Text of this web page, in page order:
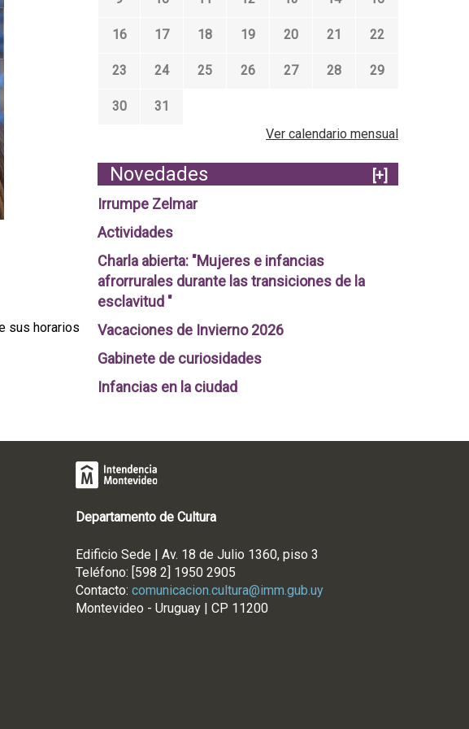
sus horarios
16 17 18 19 20 21 22
23 24 25 26 27 28 29
30
31
Ver calendario mensual
Novedades
[+]
Irrumpe Zelmar
Actividades
Charla abierta: "Mujeres e infancias
afrorrurales durante las transiciones de la
esclavitud "
Vacaciones de Invierno 2026
Gabinete de curiosidades
Infancias en la ciudad
Departamento de Cultura
Edificio Sede | Av. 18 de Julio 1360, piso 3
Teléfono: [598 2] 1950 2905
Contacto: comunicacion.cultura@imm.gub.uy
Montevideo - Uruguay | CP 11200